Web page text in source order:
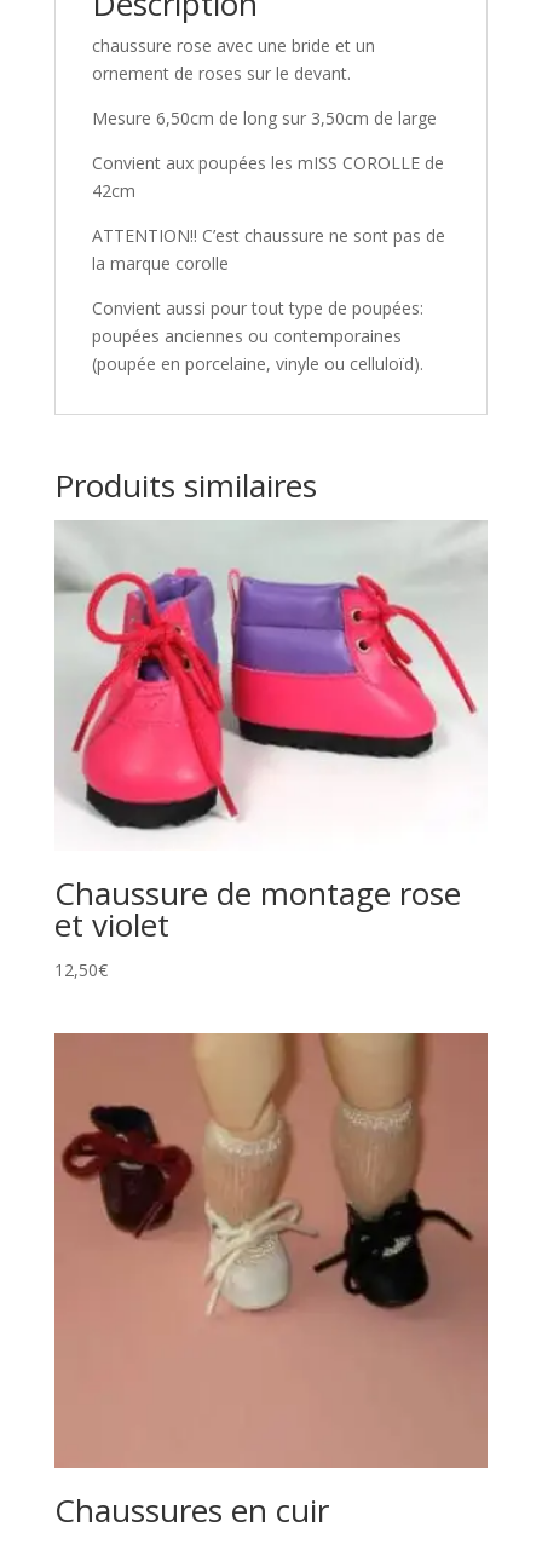
chaussure rose avec une bride et un
ornement de roses sur le devant.
Mesure 6,50cm de long sur 3,50cm de large
Convient aux poupées les mISS COROLLE de
42cm
ATTENTION!! C’est chaussure ne sont pas de
la marque corolle
Convient aussi pour tout type de poupées:
poupées anciennes ou contemporaines
(poupée en porcelaine, vinyle ou celluloïd).
Produits similaires
Chaussure de montage rose
et violet
12,50€
Chaussures en cuir